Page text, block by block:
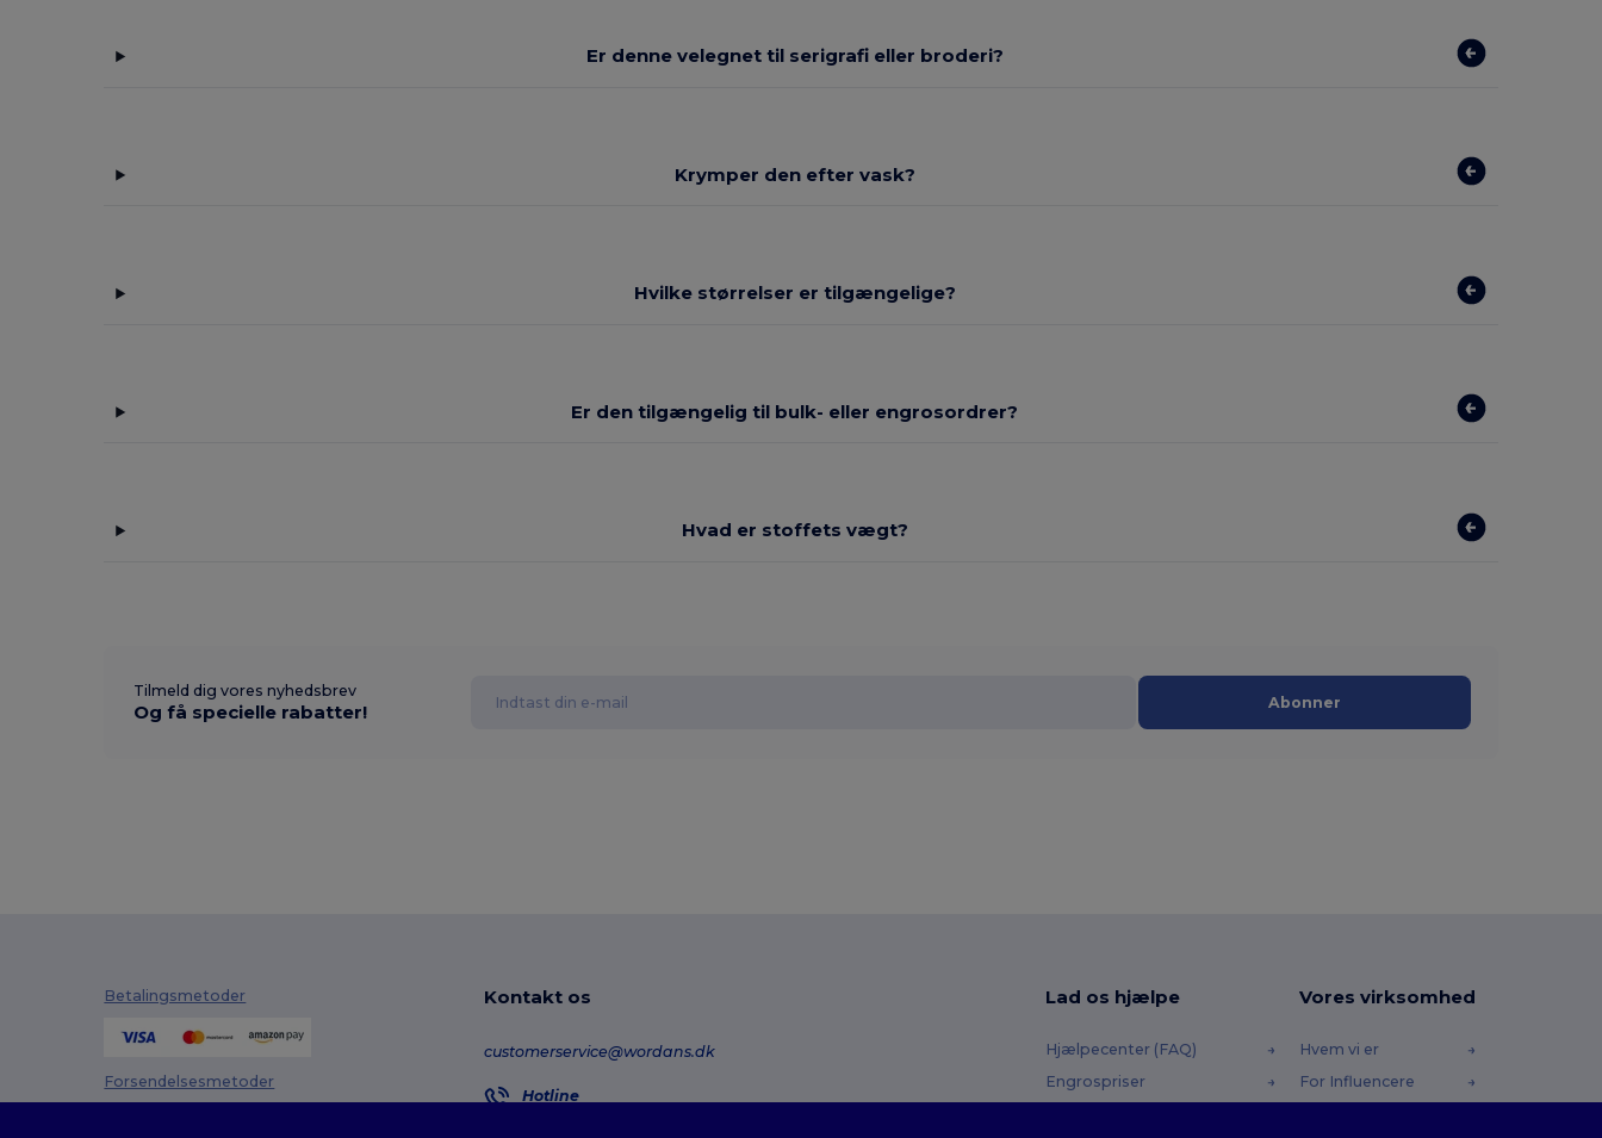
Er denne velegnet til serigrafi eller broderi?
Krymper den efter vask?
Hvilke størrelser er tilgængelige?
Er den tilgængelig til bulk- eller engrosordrer?
Hvad er stoffets vægt?
Tilmeld dig vores nyhedsbrev
Og få specielle rabatter! Abonner
Betalingsmetoder
Forsendelsesmetoder
Kontakt os
customerservice@wordans.dk
Hotline
Lad os hjælpe
Hjælpecenter (FAQ)
Engrospriser
Vores virksomhed
Hvem vi er
For Influencere